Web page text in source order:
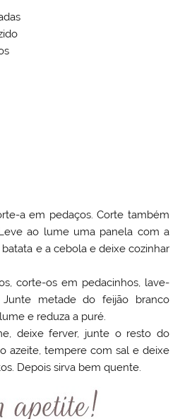
a em pedaços. Corte também
ao lume uma panela com a
e a cebola e deixe cozinhar
corte-os em pedacinhos, lave-
metade do feijão branco
e reduza a puré.
deixe ferver, junte o resto do
azeite, tempere com sal e deixe
Depois sirva bem quente.